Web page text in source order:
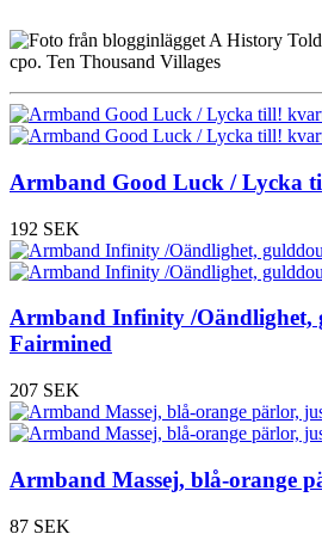
Armband Good Luck / Lycka
192 SEK
Armband Infinity /Oändlighet,
Fairmined
207 SEK
Armband Massej, blå-orange
87 SEK